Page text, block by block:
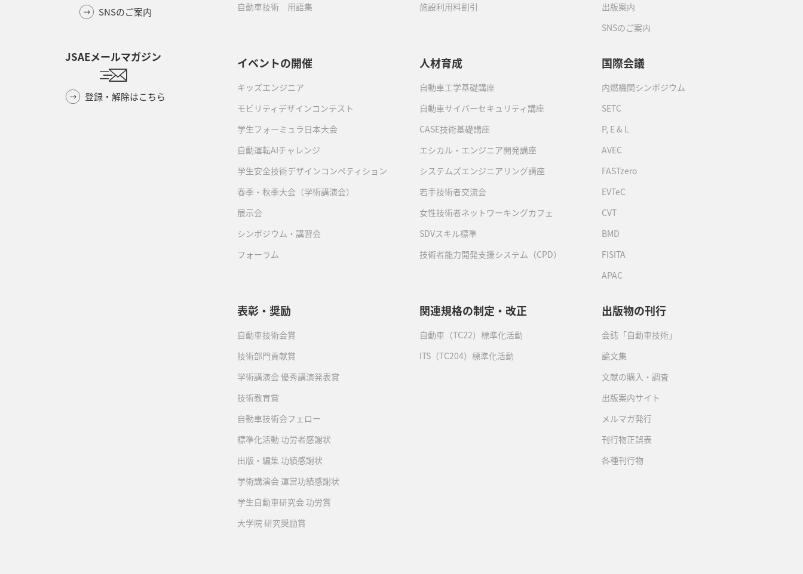
SNSのご案内
JSAEメールマガジン
登録・解除はこちら
自動車技術 用語集
施設利用料割引
出版案内
SNSのご案内
イベントの開催
キッズエンジニア
モビリティデザインコンテスト
学生フォーミュラ日本大会
自動運転AIチャレンジ
学生安全技術デザインコンペティション
春季・秋季大会（学術講演会）
展示会
シンポジウム・講習会
フォーラム
人材育成
自動車工学基礎講座
自動車サイバーセキュリティ講座
CASE技術基礎講座
エシカル・エンジニア開発講座
システムズエンジニアリング講座
若手技術者交流会
女性技術者ネットワーキングカフェ
SDVスキル標準
技術者能力開発支援システム（CPD）
国際会議
内燃機関シンポジウム
SETC
P, E & L
AVEC
FASTzero
EVTeC
CVT
BMD
FISITA
APAC
表彰・奨励
自動車技術会賞
技術部門貢献賞
学術講演会 優秀講演発表賞
技術教育賞
自動車技術会フェロー
標準化活動 功労者感謝状
出版・編集 功績感謝状
学術講演会 運営功績感謝状
学生自動車研究会 功労賞
大学院 研究奨励賞
関連規格の制定・改正
自動車（TC22）標準化活動
ITS（TC204）標準化活動
出版物の刊行
会誌「自動車技術」
論文集
文献の購入・調査
出版案内サイト
メルマガ発行
刊行物正誤表
各種刊行物